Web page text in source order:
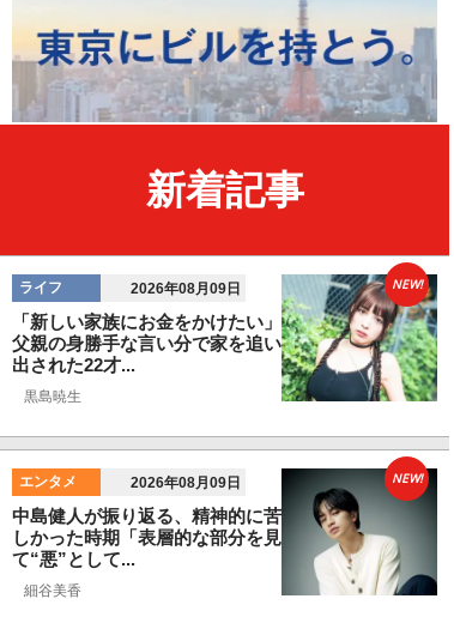
新着記事
ライフ 2026年08月09日
「新しい家族にお金をかけたい」
父親の身勝手な言い分で家を追い
出された22才...
黒島暁生
NEW!
エンタメ 2026年08月09日
中島健人が振り返る、精神的に苦
しかった時期「表層的な部分を見
て“悪”として...
細谷美香
NEW!